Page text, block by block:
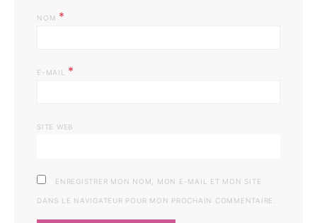
NOM *
E-MAIL *
SITE WEB
ENREGISTRER MON NOM, MON E-MAIL ET MON SITE
DANS LE NAVIGATEUR POUR MON PROCHAIN COMMENTAIRE.